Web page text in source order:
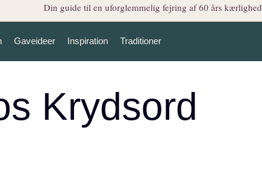
Din guide til en uforglemmelig fejring af 60 års kærlighed
Gaveideer Inspiration Traditioner
Krydsord